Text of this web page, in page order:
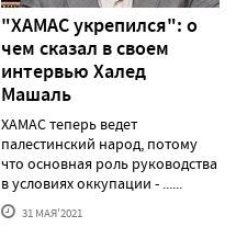
"ХАМАС укрепился": о
чем сказал в своем
интервью Халед
Машаль
ХАМАС теперь ведет
палестинский народ, потому
что основная роль руководства
в условиях оккупации - ......
31 МАЯ'2021